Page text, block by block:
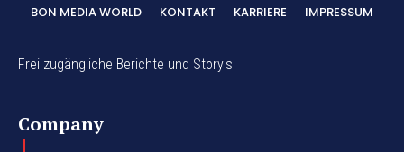
BON MEDIA WORLD KONTAKT KARRIERE IMPRESSUM
Frei zugängliche Berichte und Story's
Company